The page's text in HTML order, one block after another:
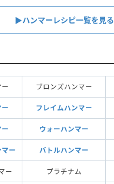
▶ハンマーレシピ一覧を見る
ブロンズハンマー
フレイムハンマー
ウォーハンマー
ー バトルハンマー
ー プラチナム